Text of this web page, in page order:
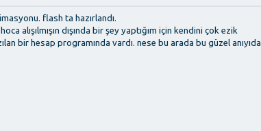
flash ta hazırlandı.
alışılmışın dışında bir şey yaptığım için kendini çok ezik
bir hesap programında vardı. nese bu arada bu güzel anıyıda